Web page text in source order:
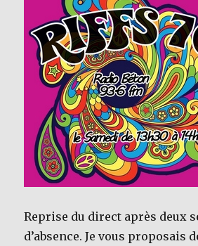
Reprise du direct après deux
d’absence. Je vous proposais